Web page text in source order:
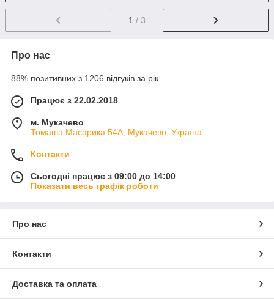
1 / 3
Про нас
88% позитивних з 1206 відгуків за рік
Працює з 22.02.2018
м. Мукачево
Томаша Масарика 54А, Мукачево, Україна
Контакти
Сьогодні працює з 09:00 до 14:00
Показати весь графік роботи
Про нас
Контакти
Доставка та оплата